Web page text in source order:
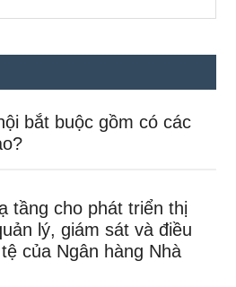
bắt buộc gồm có các
tầng cho phát triển thị
lý, giám sát và điều
của Ngân hàng Nhà